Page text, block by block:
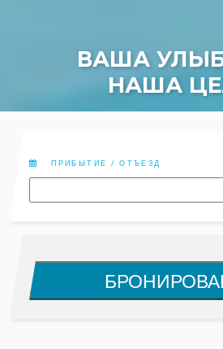
БЕРЕГУ
ПРИБЫТИЕ / ОТЪЕЗД